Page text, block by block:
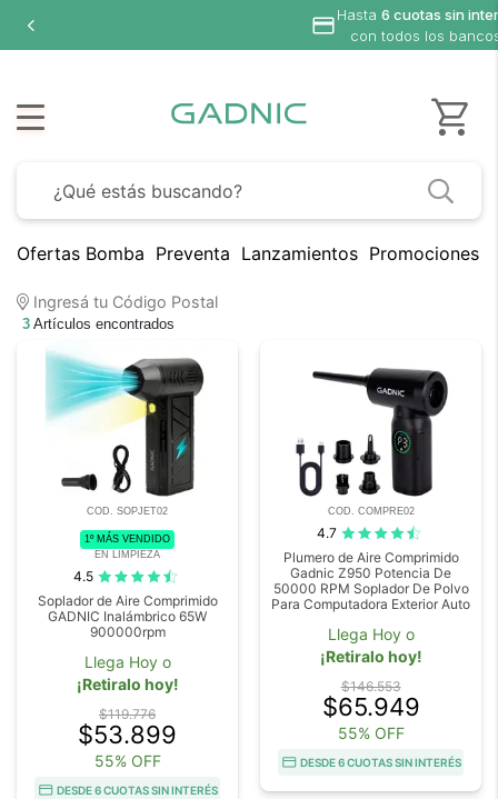
Hasta 6 cuotas sin
con todos los
Ofertas Bomba Preventa Lanzamientos Promociones
Ingresá tu Código Postal
3 Artículos encontrados
COD. SOPJET02
1º MÁS VENDIDO
EN LIMPIEZA
4.5
Soplador de Aire Comprimido
GADNIC Inalámbrico 65W
900000rpm
Llega Hoy o
¡Retiralo hoy!
$119.776
$53.899
55% OFF
DESDE 6 CUOTAS SIN INTERÉS
COD. COMPRE02
4.7
Plumero de Aire Comprimido
Gadnic Z950 Potencia De
50000 RPM Soplador De Polvo
Para Computadora Exterior Auto
Llega Hoy o
¡Retiralo hoy!
$146.553
$65.949
55% OFF
DESDE 6 CUOTAS SIN INTERÉS